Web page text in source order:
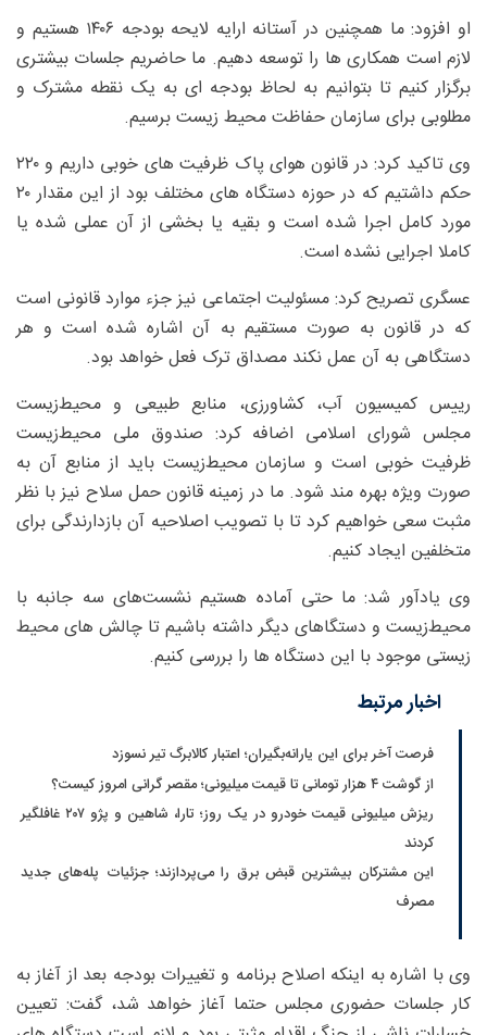
او افزود: ما همچنین در آستانه ارایه لایحه بودجه ۱۴۰۶ هستیم و
لازم است همکاری ها را توسعه دهیم. ما حاضریم جلسات بیشتری
برگزار کنیم تا بتوانیم به لحاظ بودجه ای به یک نقطه مشترک و
مطلوبی برای سازمان حفاظت محیط زیست برسیم.
وی تاکید کرد: در قانون هوای پاک ظرفیت های خوبی داریم و ۲۲۰
حکم داشتیم که در حوزه دستگاه های مختلف بود از این مقدار ۲۰
مورد کامل اجرا شده است و بقیه یا بخشی از آن عملی شده یا
کاملا اجرایی نشده است.
عسگری تصریح کرد: مسئولیت اجتماعی نیز جزء موارد قانونی است
که در قانون به صورت مستقیم به آن اشاره شده است و هر
دستگاهی به آن عمل نکند مصداق ترک فعل خواهد بود.
رییس کمیسیون آب، کشاورزی، منابع طبیعی و محیط‌زیست
مجلس شورای اسلامی اضافه کرد: صندوق ملی محیط‌زیست
ظرفیت خوبی است و سازمان محیط‌زیست باید از منابع آن به
صورت ویژه بهره مند شود. ما در زمینه قانون حمل سلاح نیز با نظر
مثبت سعی خواهیم کرد تا با تصویب اصلاحیه آن بازدارندگی برای
متخلفین ایجاد کنیم.
وی یادآور شد: ما حتی آماده هستیم نشست‌های سه جانبه با
محیط‌زیست و دستگاهای دیگر داشته باشیم تا چالش های محیط
زیستی موجود با این دستگاه ها را بررسی کنیم.
اخبار مرتبط
فرصت آخر برای این یارانه‌بگیران؛ اعتبار کالابرگ تیر نسوزد
از گوشت ۴ هزار تومانی تا قیمت میلیونی؛ مقصر گرانی امروز کیست؟
ریزش میلیونی قیمت خودرو در یک روز؛ تارا، شاهین و پژو ۲۰۷ غافلگیر
کردند
این مشترکان بیشترین قبض برق را می‌پردازند؛ جزئیات پله‌های جدید
مصرف
وی با اشاره به اینکه اصلاح برنامه و تغییرات بودجه بعد از آغاز به
کار جلسات حضوری مجلس حتما آغاز خواهد شد، گفت: تعیین